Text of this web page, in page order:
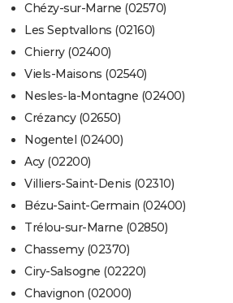
Chézy-sur-Marne (02570)
Les Septvallons (02160)
Chierry (02400)
Viels-Maisons (02540)
Nesles-la-Montagne (02400)
Crézancy (02650)
Nogentel (02400)
Acy (02200)
Villiers-Saint-Denis (02310)
Bézu-Saint-Germain (02400)
Trélou-sur-Marne (02850)
Chassemy (02370)
Ciry-Salsogne (02220)
Chavignon (02000)